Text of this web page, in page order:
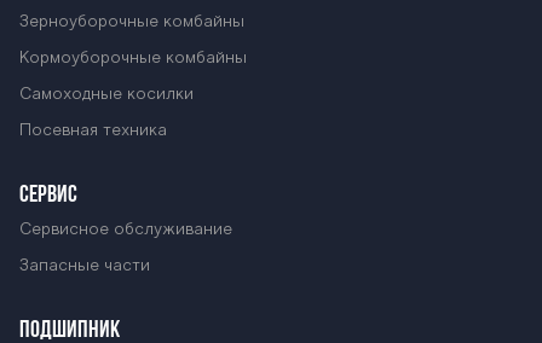
Зерноуборочные комбайны
Кормоуборочные комбайны
Самоходные косилки
Посевная техника
СЕРВИС
Сервисное обслуживание
Запасные части
ПОДШИПНИК